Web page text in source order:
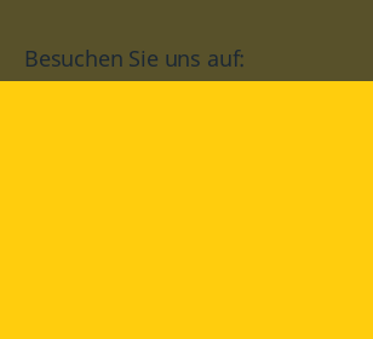
Besuchen Sie uns auf: